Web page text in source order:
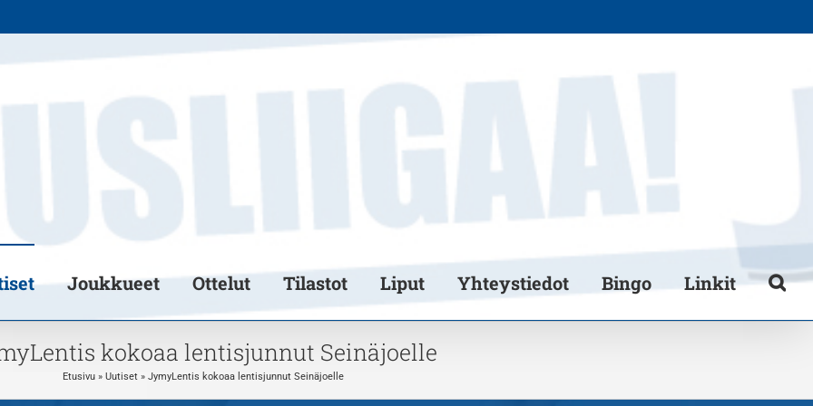
Joukkueet Ottelut Tilastot Liput Yhteystiedot Bingo Linkit
kokoaa lentisjunnut Seinäjoelle
Etusivu » Uutiset » JymyLentis kokoaa lentisjunnut Seinäjoelle